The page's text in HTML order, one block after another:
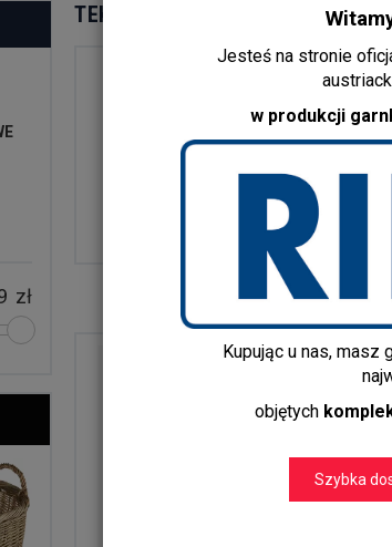
Jesteś na stronie
w produkcji
Kupując u nas, masz
objętych
Szybka
TEKSTYLIA i DEKORACJE
zł